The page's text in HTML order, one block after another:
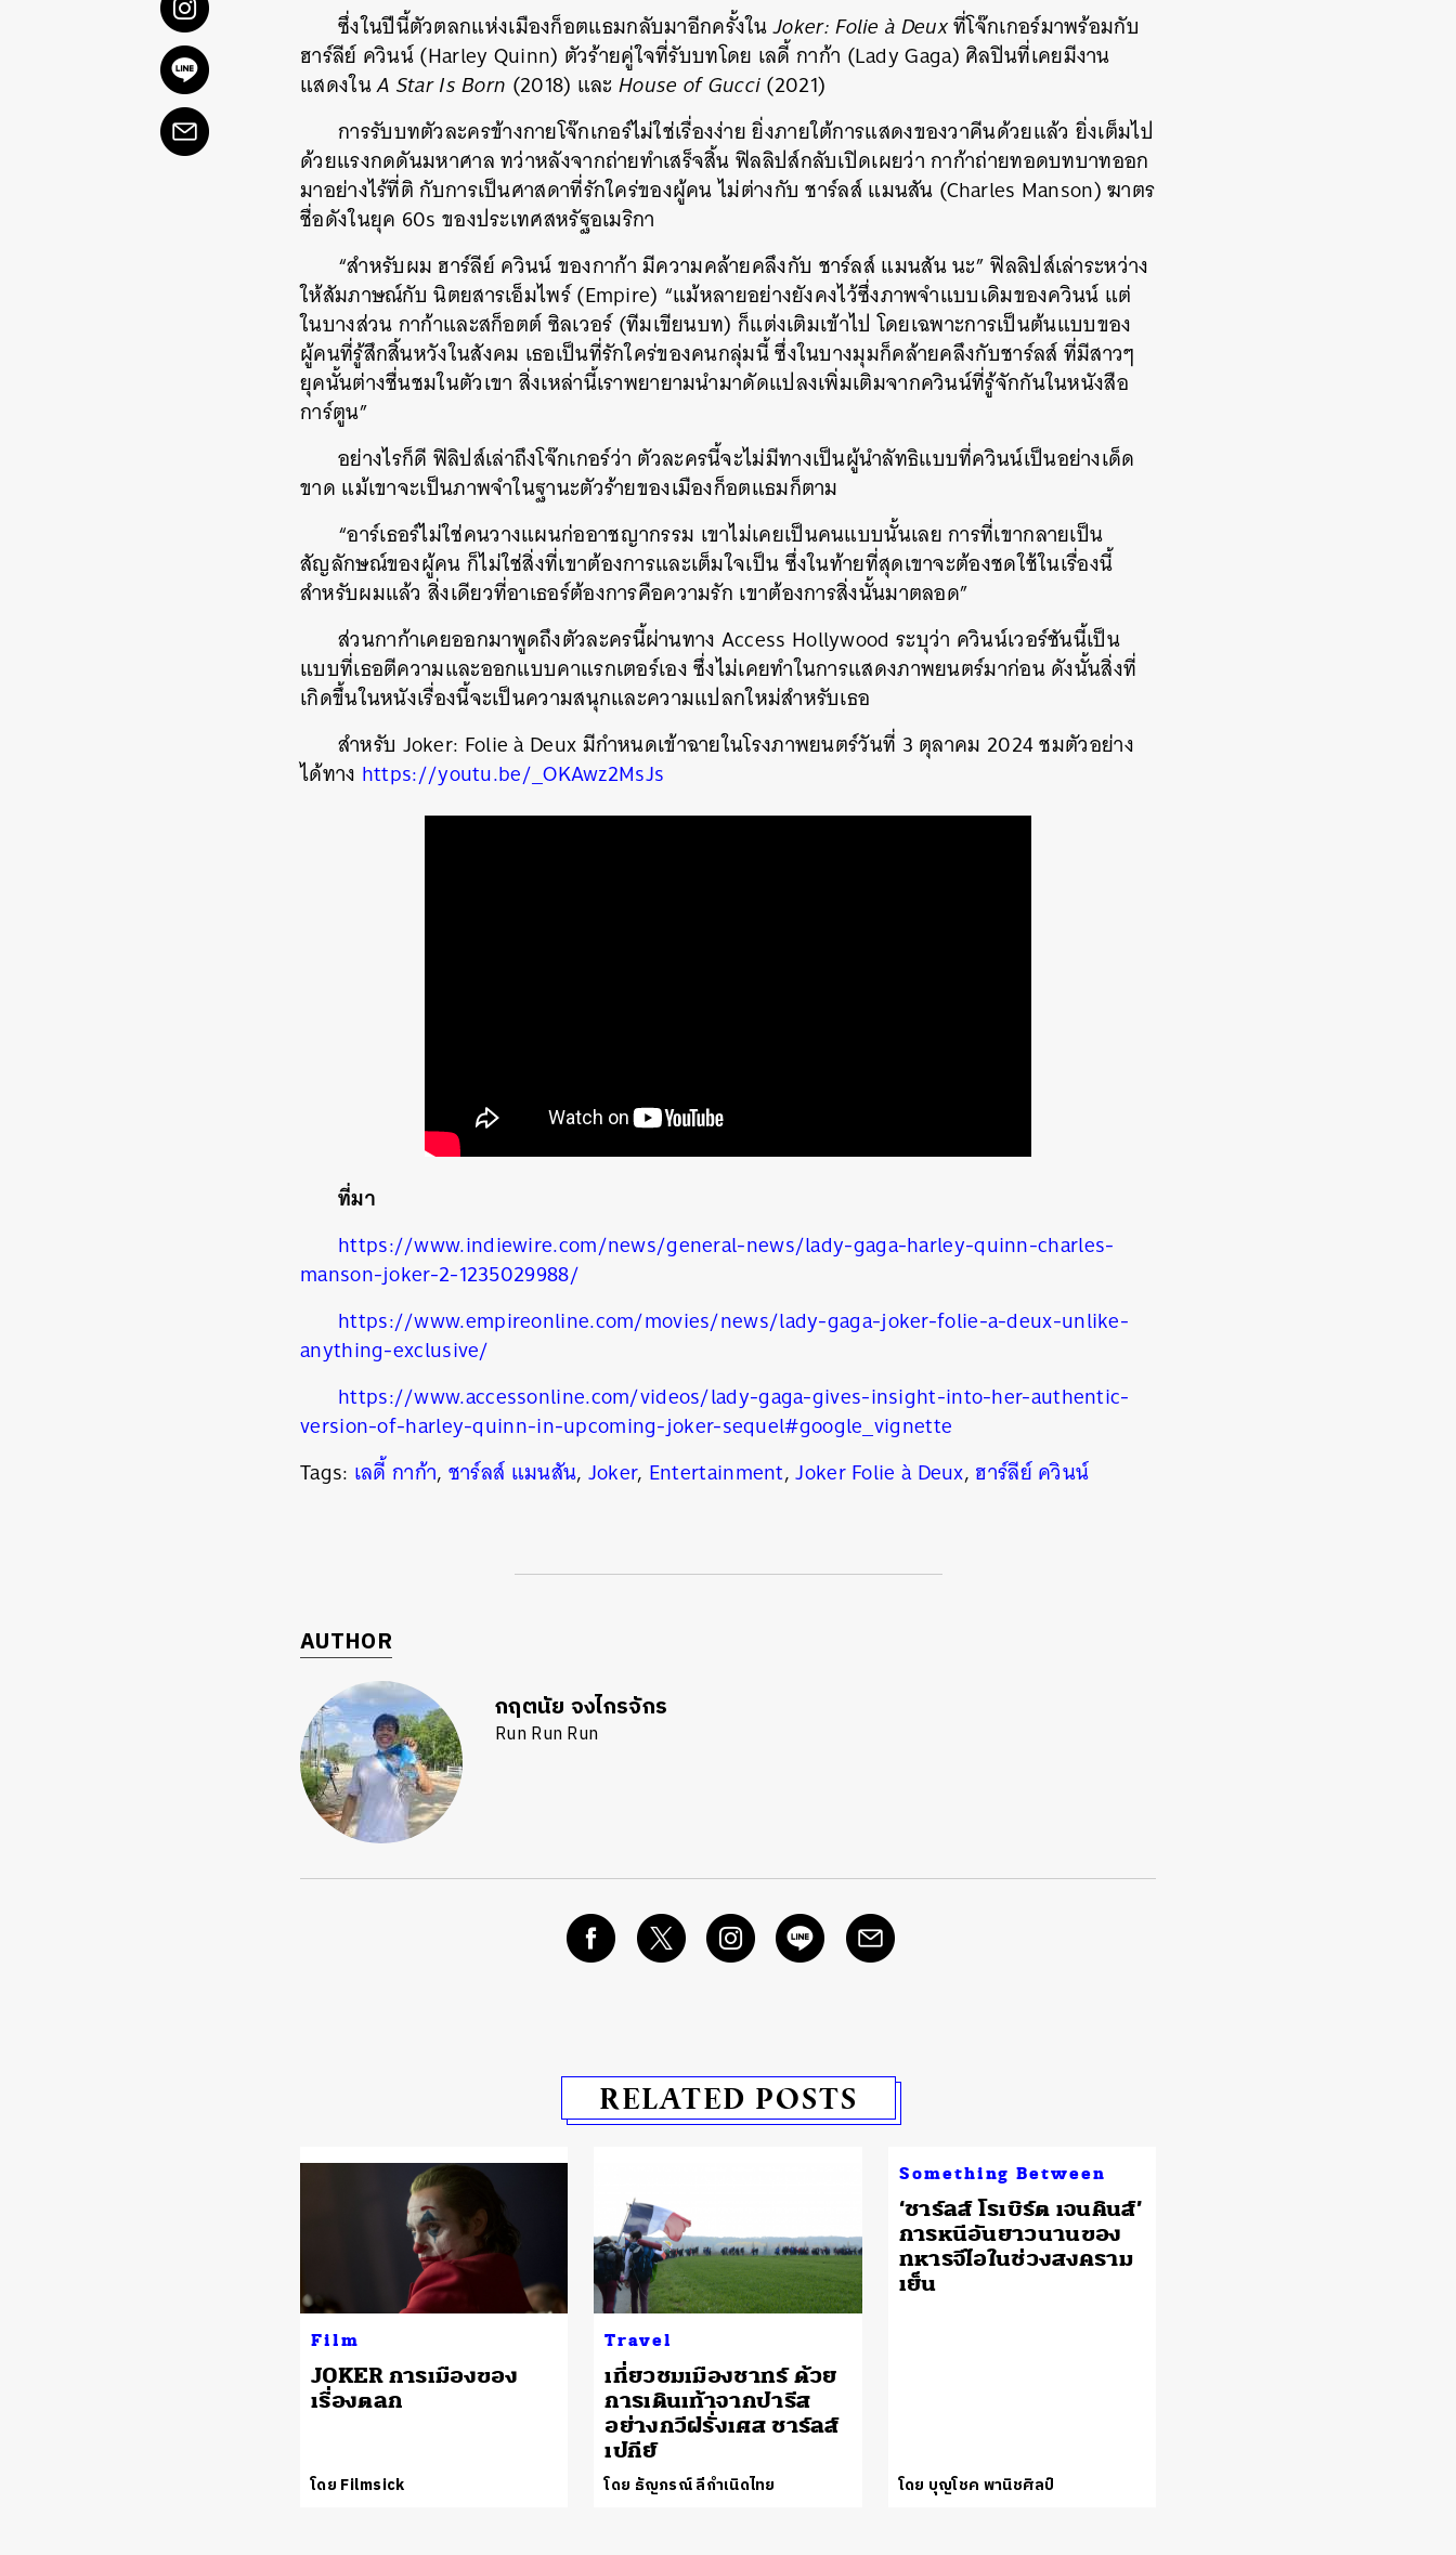
ซึ่งในปีนี้ตัวตลกแห่งเมืองก็อตแธมกลับมาอีกครั้งในJoker: Folie à Deuxที่โจ๊กเกอร์มาพร้อมกับ
ฮาร์ลีย์ ควินน์ (Harley Quinn) ตัวร้ายคู่ใจที่รับบทโดย เลดี้ กาก้า (Lady Gaga) ศิลปินที่เคยมีงาน
แสดงในA Star Is Born (2018) และ House of Gucci(2021)
การรับบทตัวละครข้างกายโจ๊กเกอร์ไม่ใช่เรื่องง่าย ยิ่งภายใต้การแสดงของวาคีนด้วยแล้ว ยิ่งเต็มไป
ด้วยแรงกดดันมหาศาล ทว่าหลังจากถ่ายทำเสร็จสิ้น ฟิลลิปส์กลับเปิดเผยว่า กาก้าถ่ายทอดบทบาทออก
มาอย่างไร้ที่ติ กับการเป็นศาสดาที่รักใคร่ของผู้คน ไม่ต่างกับ ชาร์ลส์ แมนสัน (Charles Manson) ฆาตร
ชื่อดังในยุค 60s ของประเทศสหรัฐอเมริกา
“สำหรับผม ฮาร์ลีย์ ควินน์ ของกาก้า มีความคล้ายคลึงกับ ชาร์ลส์ แมนสัน นะ” ฟิลลิปส์เล่าระหว่าง
ให้สัมภาษณ์กับ นิตยสารเอ็มไพร์ (Empire) “แม้หลายอย่างยังคงไว้ซึ่งภาพจำแบบเดิมของควินน์ แต่
ในบางส่วน กาก้าและสก็อตต์ ซิลเวอร์ (ทีมเขียนบท) ก็แต่งเติมเข้าไป โดยเฉพาะการเป็นต้นแบบของ
ผู้คนที่รู้สึกสิ้นหวังในสังคม เธอเป็นที่รักใคร่ของคนกลุ่มนี้ ซึ่งในบางมุมก็คล้ายคลึงกับชาร์ลส์ ที่มีสาวๆ
ยุคนั้นต่างชื่นชมในตัวเขา สิ่งเหล่านี้เราพยายามนำมาดัดแปลงเพิ่มเติมจากควินน์ที่รู้จักกันในหนังสือ
การ์ตูน”
อย่างไรก็ดี ฟิลิปส์เล่าถึงโจ๊กเกอร์ว่า ตัวละครนี้จะไม่มีทางเป็นผู้นำลัทธิแบบที่ควินน์เป็นอย่างเด็ด
ขาด แม้เขาจะเป็นภาพจำในฐานะตัวร้ายของเมืองก็อตแธมก็ตาม
“อาร์เธอร์ไม่ใช่คนวางแผนก่ออาชญากรรม เขาไม่เคยเป็นคนแบบนั้นเลย การที่เขากลายเป็น
สัญลักษณ์ของผู้คน ก็ไม่ใช่สิ่งที่เขาต้องการและเต็มใจเป็น ซึ่งในท้ายที่สุดเขาจะต้องชดใช้ในเรื่องนี้
สำหรับผมแล้ว สิ่งเดียวที่อาเธอร์ต้องการคือความรัก เขาต้องการสิ่งนั้นมาตลอด”
ส่วนกาก้าเคยออกมาพูดถึงตัวละครนี้ผ่านทาง Access Hollywood ระบุว่า ควินน์เวอร์ชันนี้เป็น
แบบที่เธอตีความและออกแบบคาแรกเตอร์เอง ซึ่งไม่เคยทำในการแสดงภาพยนตร์มาก่อน ดังนั้นสิ่งที่
เกิดขึ้นในหนังเรื่องนี้จะเป็นความสนุกและความแปลกใหม่สำหรับเธอ
สำหรับ Joker: Folie à Deux มีกำหนดเข้าฉายในโรงภาพยนตร์วันที่ 3 ตุลาคม 2024 ชมตัวอย่าง
ได้ทาง https://youtu.be/_OKAwz2MsJs
ที่มา
https://www.indiewire.com/news/general-news/lady-gaga-harley-quinn-charles-
manson-joker-2-1235029988/
https://www.empireonline.com/movies/news/lady-gaga-joker-folie-a-deux-unlike-
anything-exclusive/
https://www.accessonline.com/videos/lady-gaga-gives-insight-into-her-authentic-
version-of-harley-quinn-in-upcoming-joker-sequel#google_vignette
Tags: เลดี้ กาก้า, ชาร์ลส์ แมนสัน, Joker, Entertainment,Joker Folie à Deux, ฮาร์ลีย์ ควินน์
AUTHOR
กฤตนัย จงไกรจักร
Run Run Run
RELATED POSTS
Film
JOKER การเมืองของ
เรื่องตลก
โดย Filmsick
Travel
เที่ยวชมเมืองชาทร์ ด้วย
การเดินเท้าจากปารีส
อย่างกวีฝรั่งเศส ชาร์ลส์
เปกีย์
โดย ธัญภรณ์ ลีกำเนิดไทย
Something Between
‘ชาร์ลส์ โรเบิร์ต เจนคินส์’
การหนีอันยาวนานของ
ทหารจีไอในช่วงสงคราม
เย็น
โดย บุญโชค พานิชศิลป์